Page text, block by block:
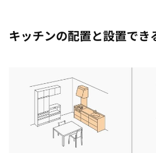
キッチンの配置と設置でき